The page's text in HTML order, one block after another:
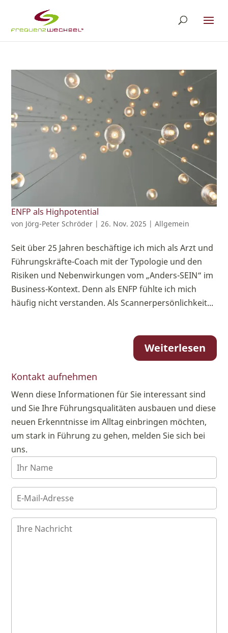
ENFP als Highpotential
von Jörg-Peter Schröder | 26. Nov. 2025 |Allgemein
Seit über 25 Jahren beschäftige ich mich als Arzt und
Führungskräfte-Coach mit der Typologie und den
Risiken und Nebenwirkungen vom „Anders-SEIN“ im
Business-Kontext. Denn als ENFP fühlte ich mich
häufig nicht verstanden. Als Scannerpersönlichkeit...
Weiterlesen
Kontakt aufnehmen
Wenn diese Informationen für Sie interessant sind
und Sie Ihre Führungsqualitäten ausbauen und diese
neuen Erkenntnisse im Alltag einbringen möchten,
um stark in Führung zu gehen, melden Sie sich bei
uns.